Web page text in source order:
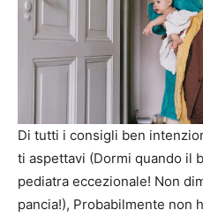
Di tutti i consigli ben
ti aspettavi (Dormi quando il
pediatra eccezionale! Non
pancia!), Probabilmente non